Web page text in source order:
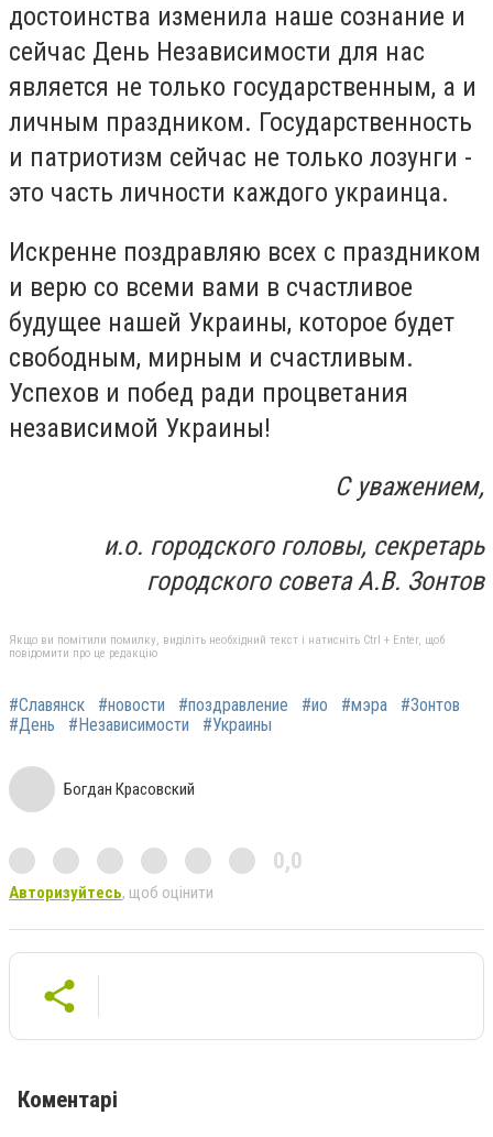
достоинства изменила наше сознание и
сейчас День Независимости для нас
является не только государственным, а и
личным праздником. Государственность
и патриотизм сейчас не только лозунги -
это часть личности каждого украинца.
Искренне поздравляю всех с праздником
и верю со всеми вами в счастливое
будущее нашей Украины, которое будет
свободным, мирным и счастливым.
Успехов и побед ради процветания
независимой Украины!
С уважением,
и.о. городского головы, секретарь
городского совета А.В. Зонтов
Якщо ви помітили помилку, виділіть необхідний текст і натисніть Ctrl + Enter, щоб
повідомити про це редакцію
#Славянск #новости #поздравление #ио #мэра
#Зонтов
#День
#Независимости #Украины
Богдан Красовский
0,0
Авторизуйтесь, щоб оцінити
Коментарі